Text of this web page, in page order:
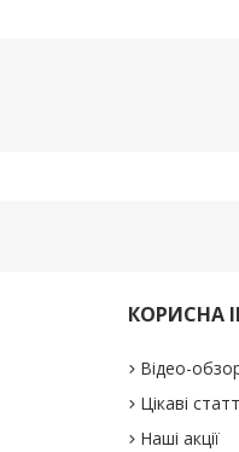
КОРИСНА
Відео-
Цікаві
Наші акції